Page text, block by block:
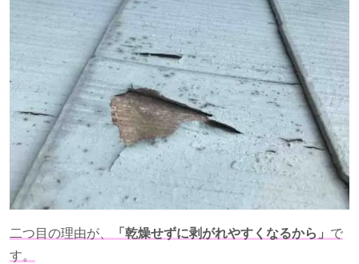
二つ目の理由が、 「乾燥せずに剥がれやすくなるから」 で
す。